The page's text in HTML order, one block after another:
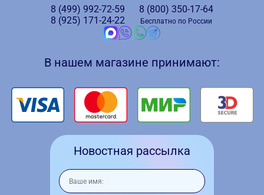
8 (499) 992-72-59
8 (925) 171-24-22
8 (800) 350-17-64
Бесплатно по России
В нашем магазине принимают:
Новостная рассылка